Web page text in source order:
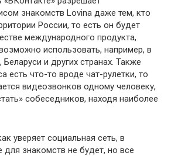
знакомств Lovina даже тем, кто
России, то есть он будет
международного продукта,
использовать, например, в
Беларуси и других странах. Также
есть что-то вроде чат-рулетки, то
видеозвонков одному человеку,
собеседников, находя наиболее
уверяет социальная сеть, в
знакомств не будет, но все